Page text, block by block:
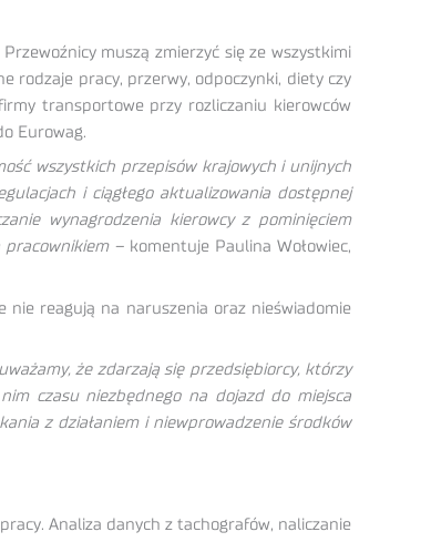
muszą zmierzyć się ze wszystkimi
rodzaje pracy, przerwy, odpoczynki, diety czy
transportowe przy rozliczaniu kierowców
Eurowag.
wszystkich przepisów krajowych i unijnych
i ciągłego aktualizowania dostępnej
wynagrodzenia kierowcy z pominięciem
pracownikiem – komentuje Paulina Wołowiec,
nie reagują na naruszenia oraz nieświadomie
że zdarzają się przedsiębiorcy, którzy
czasu niezbędnego na dojazd do miejsca
z działaniem i niewprowadzenie środków
Analiza danych z tachografów, naliczanie